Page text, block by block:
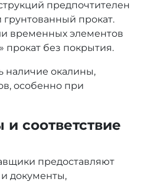
предпочтителен
прокат.
временных элементов
прокат без покрытия.
наличие окалины,
особенно при
соответствие
предоставляют
документы,